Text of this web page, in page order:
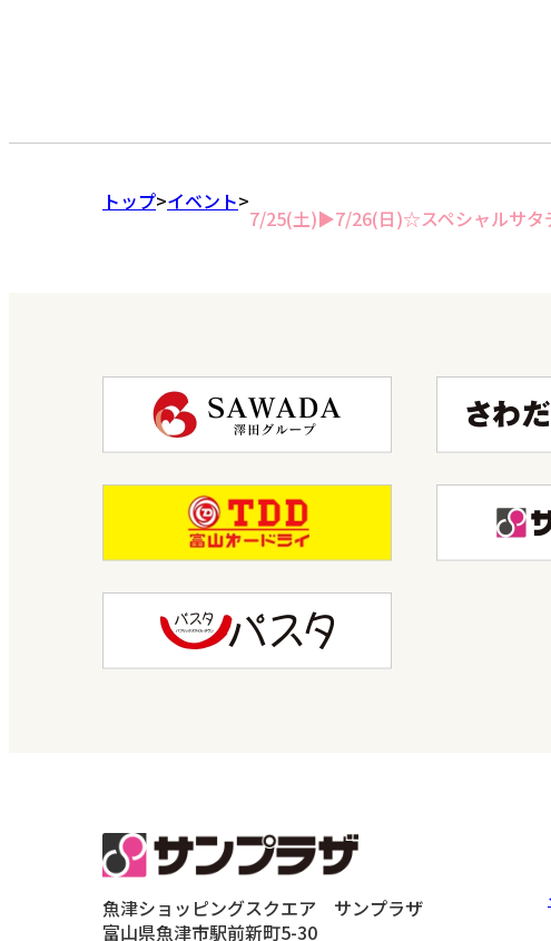
トップ イベント
7/25(土)▶7/26(日)☆スペシャルサタ
魚津ショッピングスクエア サンプラザ
富山県魚津市駅前新町5-30